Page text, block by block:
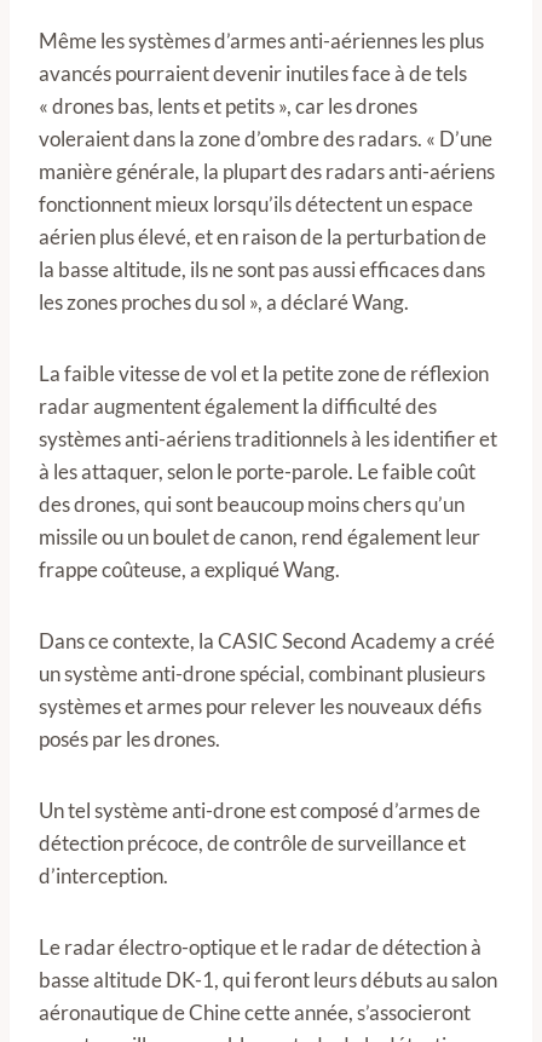
Même les systèmes d’armes anti-aériennes les plus
avancés pourraient devenir inutiles face à de tels
« drones bas, lents et petits », car les drones
voleraient dans la zone d’ombre des radars. « D’une
manière générale, la plupart des radars anti-aériens
fonctionnent mieux lorsqu’ils détectent un espace
aérien plus élevé, et en raison de la perturbation de
la basse altitude, ils ne sont pas aussi efficaces dans
les zones proches du sol », a déclaré Wang.
La faible vitesse de vol et la petite zone de réflexion
radar augmentent également la difficulté des
systèmes anti-aériens traditionnels à les identifier et
à les attaquer, selon le porte-parole. Le faible coût
des drones, qui sont beaucoup moins chers qu’un
missile ou un boulet de canon, rend également leur
frappe coûteuse, a expliqué Wang.
Dans ce contexte, la CASIC Second Academy a créé
un système anti-drone spécial, combinant plusieurs
systèmes et armes pour relever les nouveaux défis
posés par les drones.
Un tel système anti-drone est composé d’armes de
détection précoce, de contrôle de surveillance et
d’interception.
Le radar électro-optique et le radar de détection à
basse altitude DK-1, qui feront leurs débuts au salon
aéronautique de Chine cette année, s’associeront